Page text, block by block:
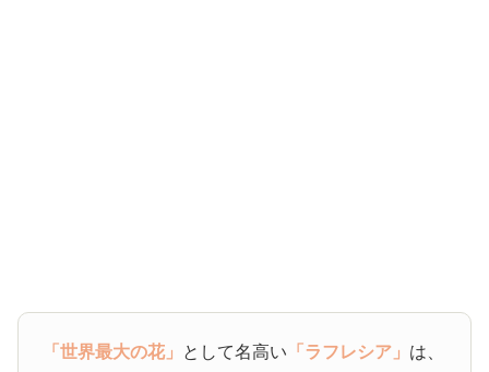
「世界最大の花」 として名高い 「ラフレシア」 は、